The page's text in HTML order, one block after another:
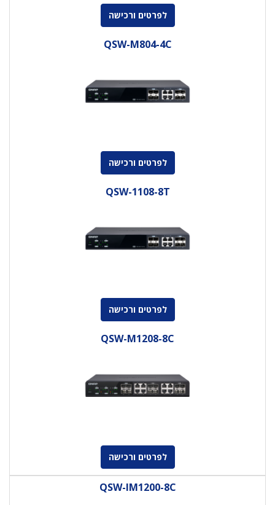
לפרטים ורכישה
QSW-M804-4C
לפרטים ורכישה
QSW-1108-8T
לפרטים ורכישה
QSW-M1208-8C
לפרטים ורכישה
QSW-IM1200-8C